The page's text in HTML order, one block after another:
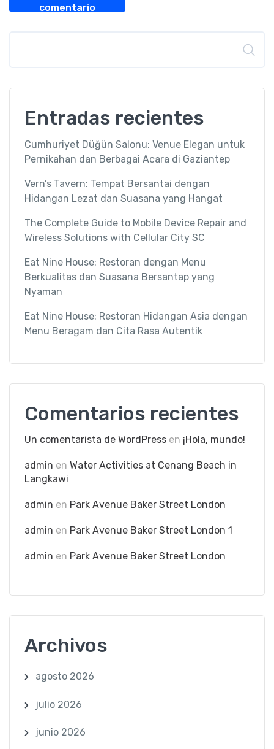
comentario
Entradas recientes
Cumhuriyet Düğün Salonu: Venue Elegan untuk
Pernikahan dan Berbagai Acara di Gaziantep
Vern’s Tavern: Tempat Bersantai dengan
Hidangan Lezat dan Suasana yang Hangat
The Complete Guide to Mobile Device Repair and
Wireless Solutions with Cellular City SC
Eat Nine House: Restoran dengan Menu
Berkualitas dan Suasana Bersantap yang
Nyaman
Eat Nine House: Restoran Hidangan Asia dengan
Menu Beragam dan Cita Rasa Autentik
Comentarios recientes
Un comentarista de WordPress en ¡Hola, mundo!
admin en Water Activities at Cenang Beach in
Langkawi
admin en Park Avenue Baker Street London
admin en Park Avenue Baker Street London 1
admin en Park Avenue Baker Street London
Archivos
agosto 2026
julio 2026
junio 2026